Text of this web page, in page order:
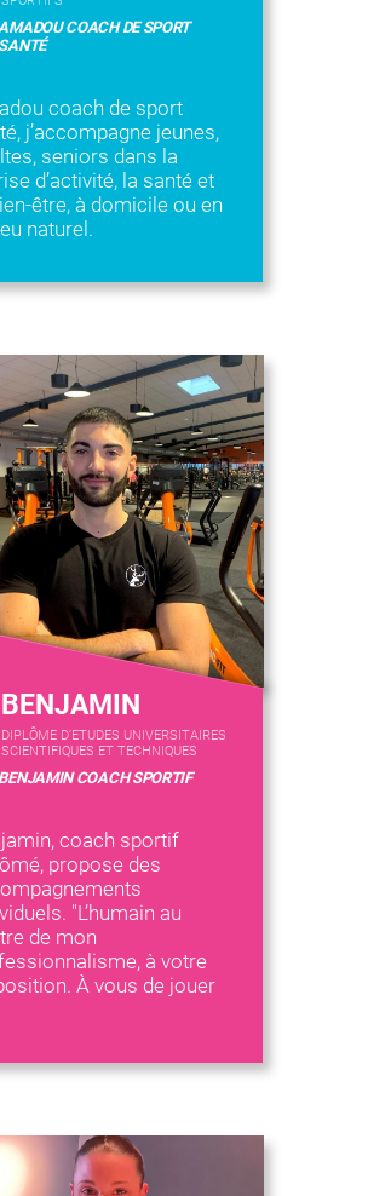
COACH DE SPORT
SANTÉ
coach de sport
j’accompagne jeunes,
seniors dans la
d’activité, la santé et
être, à domicile ou en
naturel.
BENJAMIN
DIPLÔME D'ETUDES UNIVERSITAIRES
SCIENTIFIQUES ET TECHNIQUES
BENJAMIN COACH SPORTIF
coach sportif
propose des
"L’humain au
de mon
à votre
À vous de jouer